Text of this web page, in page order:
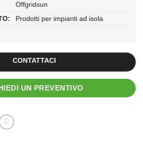
Offgridsun
Prodotti per impianti ad isola
CONTATTACI
UN PREVENTIVO